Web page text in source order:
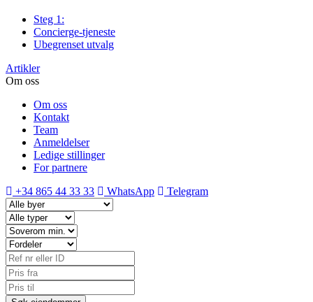
Steg 1:
Concierge-tjeneste
Ubegrenset utvalg
Artikler
Om oss
Om oss
Kontakt
Team
Anmeldelser
Ledige stillinger
For partnere
+34 865 44 33 33
WhatsApp Telegram